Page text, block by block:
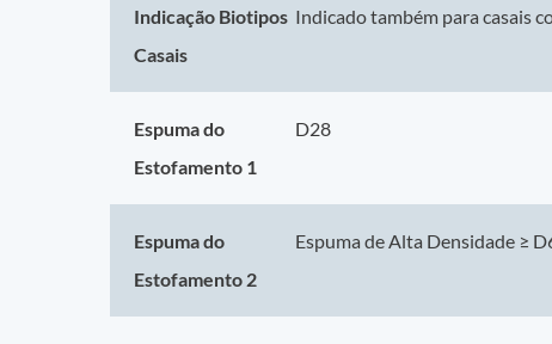
Características Técnicas
Tecido Tampo: Poliéster branco com detalhes na cor marrom
Gramatura Tecido: 200 g/m²
Sistema de Molejo: Mola Ensacada
Base de Suporte do Colchão: Espuma
Indicação Biotipos
Casais
Indicado também para casais
Espuma do
Estofamento 1
D28
Espuma do
Estofamento 2
Espuma de Alta Densidade ≥